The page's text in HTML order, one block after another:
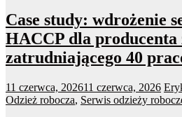
Case study: wdrożenie
HACCP dla producenta
zatrudniającego 40
11 czerwca, 202611 czerwca, 2026
Odzież robocza, Serwis odzieży